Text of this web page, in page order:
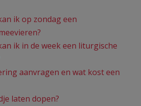
REGISTREREN
ik op zondag een
ik in de week een liturgische
aanvragen en wat kost een
laten dopen?